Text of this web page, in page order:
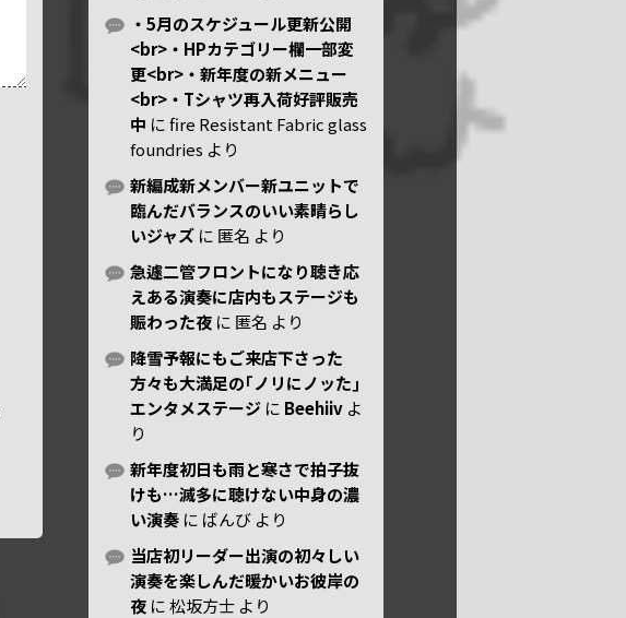
・5月のスケジュール更新公開
<br>・HPカテゴリー欄一部変
更<br>・新年度の新メニュー
<br>・Tシャツ再入荷好評販売
中 にfire Resistant Fabric glass
foundries より
新編成新メンバー新ユニットで
臨んだバランスのいい素晴らし
いジャズ に 匿名 より
急遽二管フロントになり聴き応
えある演奏に店内もステージも
賑わった夜 に 匿名 より
降雪予報にもご来店下さった
方々も大満足の｢ノリにノッた｣
エンタメステージ に Beehiiv よ
り
新年度初日も雨と寒さで拍子抜
けも…滅多に聴けない中身の濃
い演奏 に ばんび より
当店初リーダー出演の初々しい
演奏を楽しんだ暖かいお彼岸の
夜 に松坂方士 より